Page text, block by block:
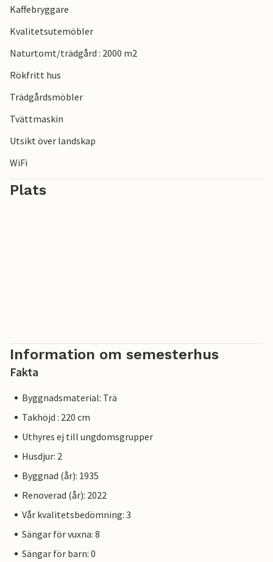
Kaffebryggare
Kvalitetsutemöbler
Naturtomt/trädgård : 2000 m2
Rökfritt hus
Trädgårdsmöbler
Tvättmaskin
Utsikt över landskap
WiFi
Plats
Information om semesterhus
Fakta
Byggnadsmaterial: Trä
Takhöjd : 220 cm
Uthyres ej till ungdomsgrupper
Husdjur: 2
Byggnad (år): 1935
Renoverad (år): 2022
Vår kvalitetsbedömning: 3
Sängar för vuxna: 8
Sängar för barn: 0